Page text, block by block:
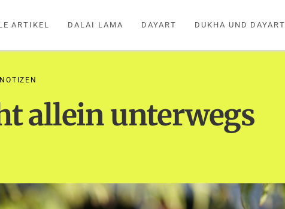
ARTIKEL DALAI LAMA DAYART DUKHA UND DAYART
allein unterwegs